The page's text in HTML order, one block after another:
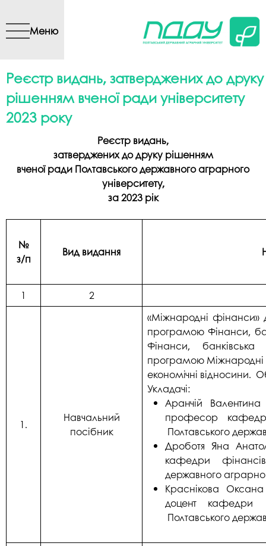
вмісту
Меню
Реєстр видань, затверджених до друку
рішенням вченої ради університету
2023 року
Реєстр видань,
затверджених до друку рішенням
вченої ради Полтавського державного аграрного
університету,
за 2023рік
№
з/п
Вид видання
1 2
1.
Навчальний
посібник
«Міжнародні фінанси»
програмою Фінанси,
Фінанси,
програмою Міжнародні
економічні відносини.
Укладачі:
Аранчій
професор
Полтавського
Дроботя Яна
кафедри фінансів,
державного
Краснікова
доцент кафедри
Полтавського